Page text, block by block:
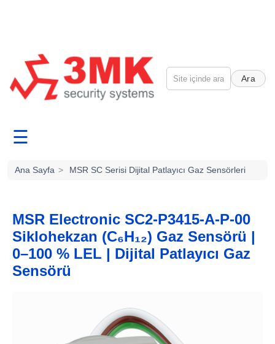
Ara
☰
Ana Sayfa > MSR SC Serisi Dijital Patlayıcı Gaz Sensörleri
MSR Electronic SC2-P3415-A-P-00
Siklohekzan (C₆H₁₂) Gaz Sensörü |
0–100 % LEL | Dijital Patlayıcı Gaz
Sensörü